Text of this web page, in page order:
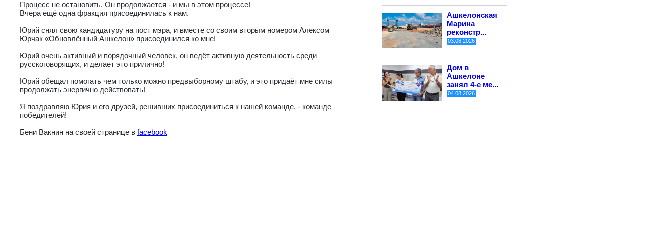
Процесс не остановить. Он продолжается - и мы в этом процессе!
Вчера ещё одна фракция присоединилась к нам.
Юрий снял свою кандидатуру на пост мэра, и вместе со своим вторым номером Алексом
Юрчак «Обновлённый Ашкелон» присоединился ко мне!
Юрий очень активный и порядочный человек, он ведёт активную деятельность среди
русскоговорящих, и делает это прилично!
Юрий обещал помогать чем только можно предвыборному штабу, и это придаёт мне силы
продолжать энергично действовать!
Я поздравляю Юрия и его друзей, решивших присоединиться к нашей команде, - команде
победителей!
Бени Вакнин на своей странице в facebook
Ашкелонская
Марина
реконстр...
03.08.2026
Дом в
Ашкелоне
занял 4-е ме...
04.08.2026